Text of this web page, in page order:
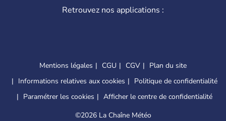
Retrouvez nos applications :
Mentions légales CGU CGV
Plan du site
Informations relatives aux cookies
Politique de confidentialité
Paramétrer les cookies
Afficher le centre de confidentialité
©2026 La Chaîne Météo